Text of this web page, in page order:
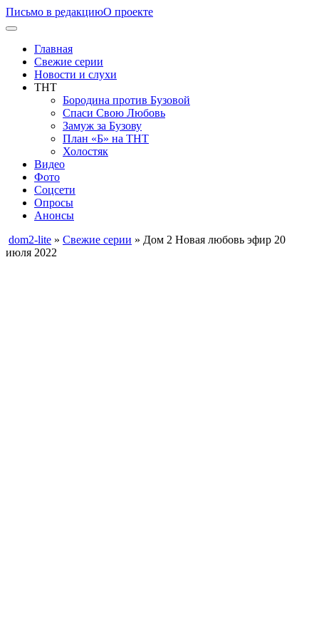
Письмо в редакциюО проекте
Главная
Свежие серии
Новости и слухи
ТНТ
Бородина против Бузовой
Спаси Свою Любовь
Замуж за Бузову
План «Б» на ТНТ
Холостяк
Видео
Фото
Соцсети
Опросы
Анонсы
dom2-lite » Свежие серии » Дом 2 Новая любовь эфир 20
июля 2022